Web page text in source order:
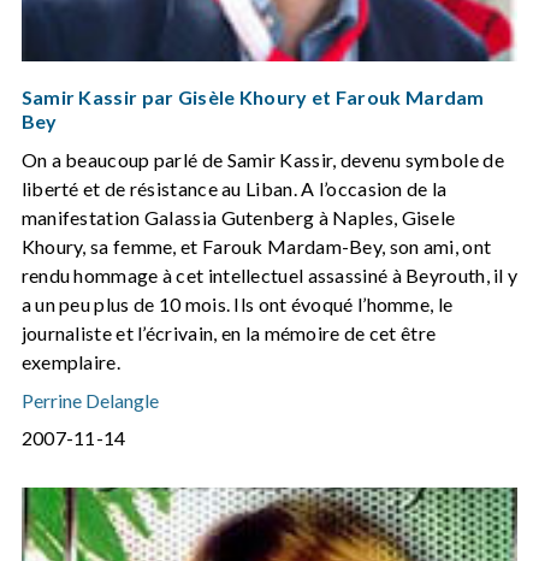
Samir Kassir par Gisèle Khoury et Farouk Mardam
Bey
On a beaucoup parlé de Samir Kassir, devenu symbole de
liberté et de résistance au Liban. A l’occasion de la
manifestation Galassia Gutenberg à Naples, Gisele
Khoury, sa femme, et Farouk Mardam-Bey, son ami, ont
rendu hommage à cet intellectuel assassiné à Beyrouth, il y
a un peu plus de 10 mois. Ils ont évoqué l’homme, le
journaliste et l’écrivain, en la mémoire de cet être
exemplaire.
Perrine Delangle
2007-11-14